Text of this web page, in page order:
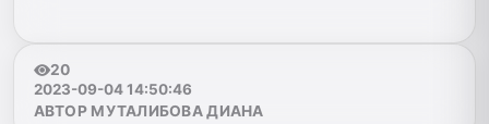
20
2023-09-04 14:50:46
АВТОР МУТАЛИБОВА ДИАНА